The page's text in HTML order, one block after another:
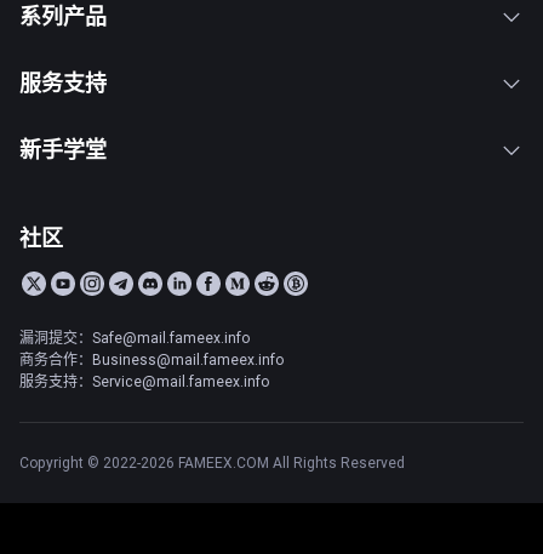
系列产品
服务支持
新手学堂
社区
漏洞提交：Safe@mail.fameex.info
商务合作：Business@mail.fameex.info
服务支持：Service@mail.fameex.info
Copyright © 2022-2026 FAMEEX.COM All Rights Reserved